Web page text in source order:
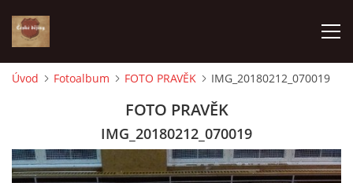
VÝBĚR PODLE VAŠICH POTŘEB
Úvod Fotoalbum FOTO PRAVĚK IMG_20180212_070019
FOTO PRAVĚK
IMG_20180212_070019